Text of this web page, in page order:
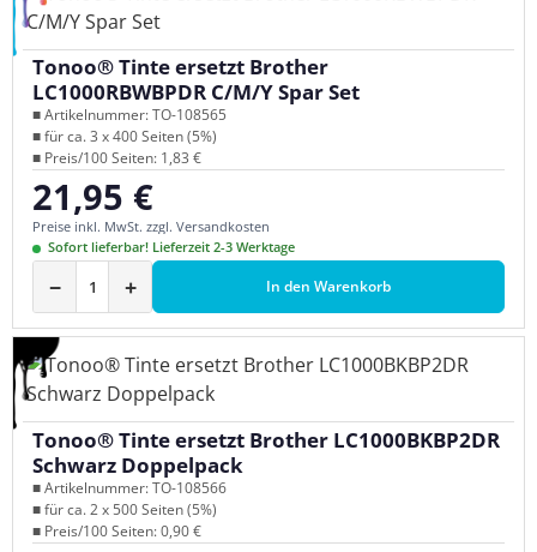
Tonoo® Tinte ersetzt Brother
LC1000RBWBPDR C/M/Y Spar Set
■ Artikelnummer: TO-108565
■ für ca. 3 x 400 Seiten (5%)
■ Preis/100 Seiten: 1,83 €
Regulärer Preis:
21,95 €
Preise inkl. MwSt. zzgl. Versandkosten
Sofort lieferbar! Lieferzeit 2-3 Werktage
− + In den Warenkorb
Tonoo® Tinte ersetzt Brother LC1000BKBP2DR
Schwarz Doppelpack
■ Artikelnummer: TO-108566
■ für ca. 2 x 500 Seiten (5%)
■ Preis/100 Seiten: 0,90 €